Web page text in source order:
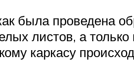
была проведена
листов, а
каркасу